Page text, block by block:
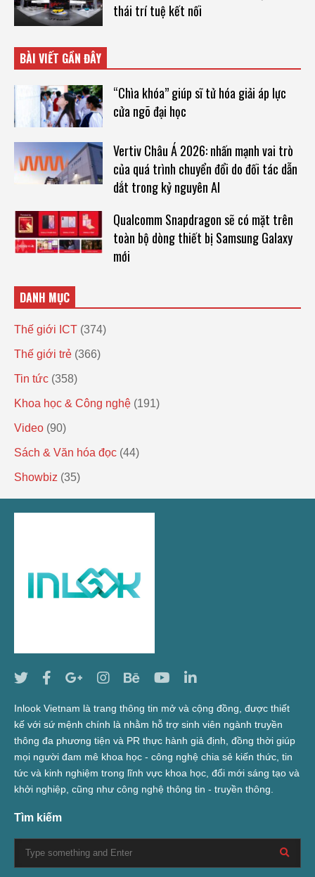
thái trí tuệ kết nối
BÀI VIẾT GẦN ĐÂY
“Chìa khóa” giúp sĩ tử hóa giải áp lực
cửa ngõ đại học
Vertiv Châu Á 2026: nhấn mạnh vai trò
của quá trình chuyển đổi do đối tác dẫn
dắt trong kỷ nguyên AI
Qualcomm Snapdragon sẽ có mặt trên
toàn bộ dòng thiết bị Samsung Galaxy
mới
DANH MỤC
Thế giới ICT (374)
Thế giới trẻ (366)
Tin tức (358)
Khoa học & Công nghệ (191)
Video (90)
Sách & Văn hóa đọc (44)
Showbiz (35)
Inlook Vietnam là trang thông tin mở và cộng đồng, được thiết
kế với sứ mệnh chính là nhằm hỗ trợ sinh viên ngành truyền
thông đa phương tiện và PR thực hành giả định, đồng thời giúp
mọi người đam mê khoa học - công nghệ chia sẻ kiến thức, tin
tức và kinh nghiệm trong lĩnh vực khoa học, đổi mới sáng tạo và
khởi nghiệp, cũng như công nghệ thông tin - truyền thông.
Tìm kiếm